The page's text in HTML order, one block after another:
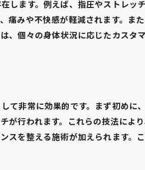
の調整と健康維持
す整体の実践法
術の強みと効果
筋肉の柔軟性向上
体調の維持法
えるポジティブな変化
します。例えば、指圧やストレッ
痛みや不快感が軽減されます。ま
、個々の身体状況に応じたカスタ
て非常に効果的です。まず初めに
が行われます。これらの技法によ
スを整える施術が加えられます。